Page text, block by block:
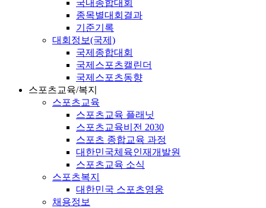
국내종합대회
종목별대회결과
기준기록
대회정보(국제)
국제종합대회
국제스포츠캘린더
국제스포츠동향
스포츠교육/복지
스포츠교육
스포츠교육 플래닛
스포츠교육비전 2030
스포츠 종합교육 과정
대한민국체육인재개발원
스포츠교육 소식
스포츠복지
대한민국 스포츠영웅
채용정보